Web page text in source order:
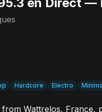
Hardcore Electro
Wattrelos, France,